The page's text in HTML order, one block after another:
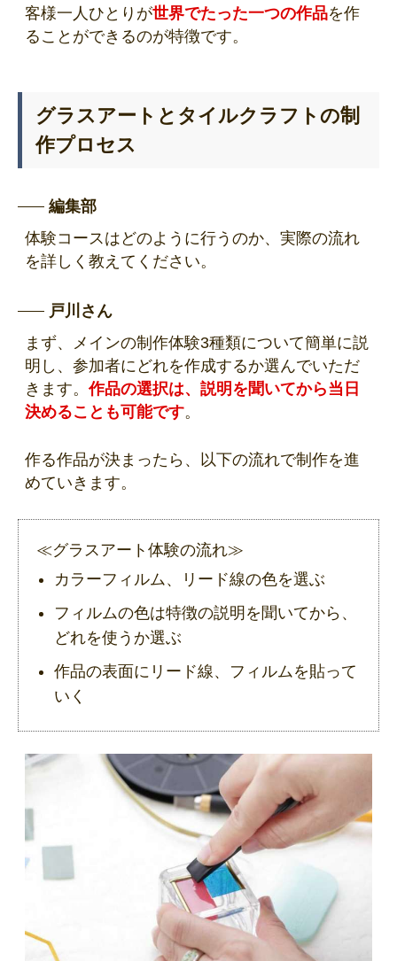
客様一人ひとりが世界でたった一つの作品を作
ることができるのが特徴です。
グラスアートとタイルクラフトの制
作プロセス
編集部
体験コースはどのように行うのか、実際の流れ
を詳しく教えてください。
戸川さん
まず、メインの制作体験3種類について簡単に説
明し、参加者にどれを作成するか選んでいただ
きます。作品の選択は、説明を聞いてから当日
決めることも可能です。
作る作品が決まったら、以下の流れで制作を進
めていきます。
≪グラスアート体験の流れ≫
カラーフィルム、リード線の色を選ぶ
フィルムの色は特徴の説明を聞いてから、
どれを使うか選ぶ
作品の表面にリード線、フィルムを貼って
いく